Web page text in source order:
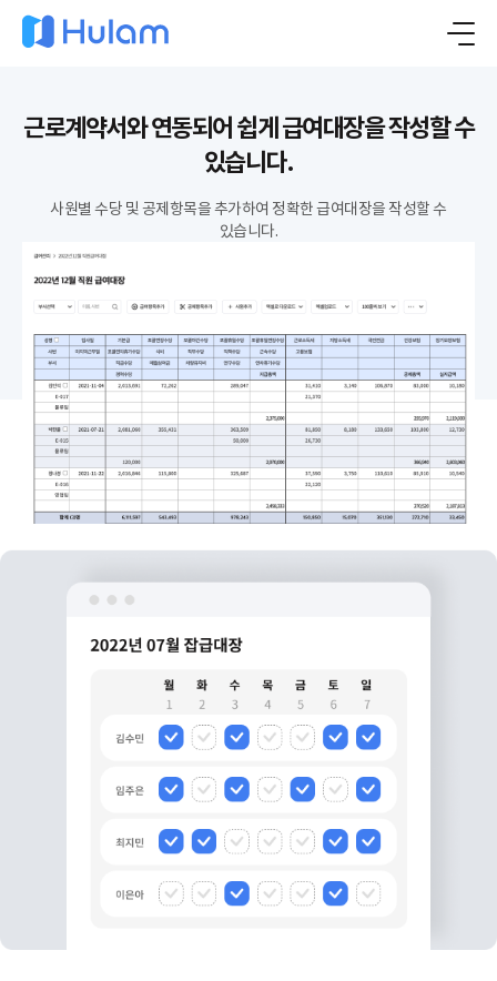
근로계약서와 연동되어 쉽게 급여대장을 작성할 수
있습니다.
사원별 수당 및 공제항목을 추가하여 정확한 급여대장을 작성할 수
있습니다.